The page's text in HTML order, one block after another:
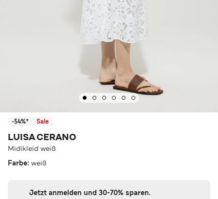
-54%* Sale
LUISA CERANO
Midikleid weiß
Farbe: weiß
Jetzt anmelden und 30-70% sparen.